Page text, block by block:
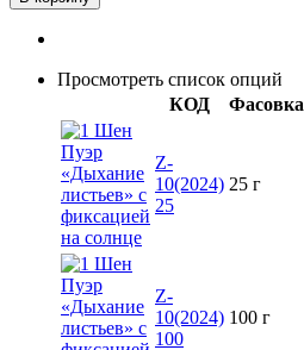
Просмотреть список опций
КОД
Фасовка
Z-
10(2024)
25
25 г
Z-
10(2024)
100
100 г